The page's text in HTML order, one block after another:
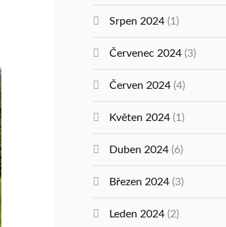
Srpen 2024 (1)
Červenec 2024 (3)
Červen 2024 (4)
Květen 2024 (1)
Duben 2024 (6)
Březen 2024 (3)
Leden 2024 (2)